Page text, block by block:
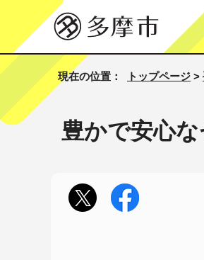
現在の位置： トップページ >
豊かで安心